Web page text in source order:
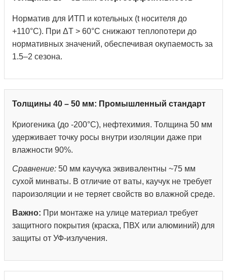
Норматив для ИТП и котельных (t носителя до
+110°С). При ΔT > 60°C снижают теплопотери до
нормативных значений, обеспечивая окупаемость за
1.5–2 сезона.
Толщины 40 – 50 мм: Промышленный стандарт
Криогеника (до -200°С), нефтехимия. Толщина 50 мм
удерживает точку росы внутри изоляции даже при
влажности 90%.
Сравнение: 50 мм каучука эквивалентны ~75 мм
сухой минваты. В отличие от ваты, каучук не требует
пароизоляции и не теряет свойств во влажной среде.
Важно: При монтаже на улице материал требует
защитного покрытия (краска, ПВХ или алюминий) для
защиты от УФ-излучения.